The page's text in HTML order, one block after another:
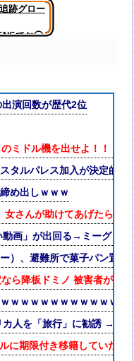
跡グロー
でお◯
演回数が歴代2位
ミドル機を出せよ！！！！
タルパレス加入が決定的
め出しｗｗｗ
さんが助けてあげたらえ
動画」が出回る→ミーグリ
）、避難所で菓子パン置
ら降板ドミノ 被害者があ
ｗｗｗｗｗｗｗｗｗｗｗ
人を「旅行」に勧誘 → ロ
に期限付き移籍していた